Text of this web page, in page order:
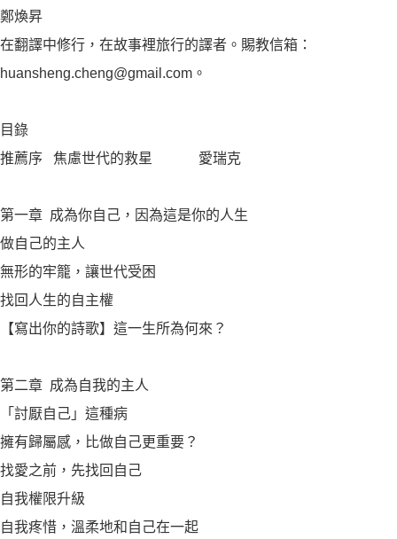
鄭煥昇
在翻譯中修行，在故事裡旅行的譯者。賜教信箱：
huansheng.cheng@gmail.com。
目錄
推薦序 焦慮世代的救星 愛瑞克
第一章 成為你自己，因為這是你的人生
做自己的主人
無形的牢籠，讓世代受困
找回人生的自主權
【寫出你的詩歌】這一生所為何來？
第二章 成為自我的主人
「討厭自己」這種病
擁有歸屬感，比做自己更重要？
找愛之前，先找回自己
自我權限升級
自我疼惜，溫柔地和自己在一起